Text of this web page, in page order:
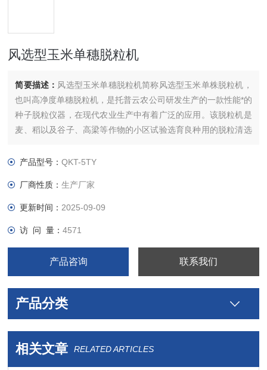
风选型玉米单穗脱粒机
简要描述： 风选型玉米单穗脱粒机简称风选型玉米单株脱粒机，
也叫高净度单穗脱粒机，是托普云农公司研发生产的一款性能*的
种子脱粒仪器，在现代农业生产中有着广泛的应用。该脱粒机是
麦、稻以及谷子、高梁等作物的小区试验选育良种用的脱粒清选
产品型号：QKT-5TY
厂商性质：生产厂家
更新时间： 2025-09-09
访 问 量：4571
产品咨询 联系我们
产品分类
相关文章 RELATED ARTICLES